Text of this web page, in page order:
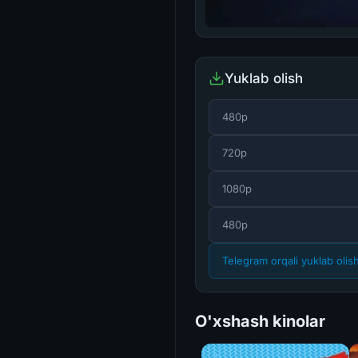
Yuklab olish
480p
720p
1080p
480p
Telegram orqali yuklab
O'xshash kinolar